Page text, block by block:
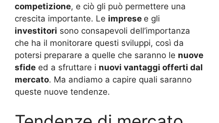
competizione, e ciò gli può permettere una
crescita importante. Le imprese e gli
investitori sono consapevoli dell’importanza
che ha il monitorare questi sviluppi, così da
potersi preparare a quelle che saranno le nuove
sfide ed a sfruttare i nuovi vantaggi offerti dal
mercato. Ma andiamo a capire quali saranno
queste nuove tendenze.